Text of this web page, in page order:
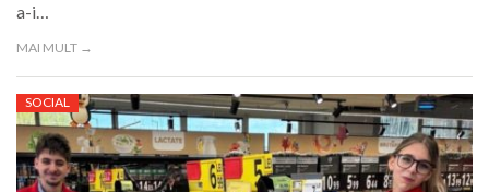
a-i…
MAI MULT →
SOCIAL